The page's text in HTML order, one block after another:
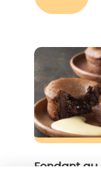
Fondant au